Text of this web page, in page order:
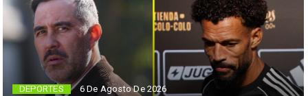
DEPORTES 6 De Agosto De 2026